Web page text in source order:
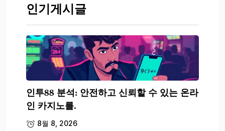
인기게시글
인투88 분석: 안전하고 신뢰할 수 있는 온라
인 카지노를.
8월 8, 2026